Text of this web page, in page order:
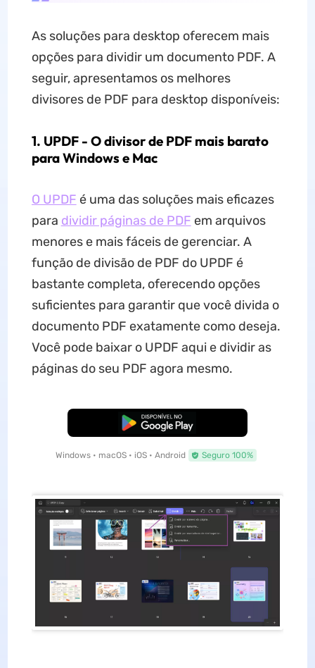
As soluções para desktop oferecem mais
opções para dividir um documento PDF. A
seguir, apresentamos os melhores
divisores de PDF para desktop disponíveis:
1. UPDF - O divisor de PDF mais barato
para Windows e Mac
O UPDF é uma das soluções mais eficazes
para dividir páginas de PDF em arquivos
menores e mais fáceis de gerenciar. A
função de divisão de PDF do UPDF é
bastante completa, oferecendo opções
suficientes para garantir que você divida o
documento PDF exatamente como deseja.
Você pode baixar o UPDF aqui e dividir as
páginas do seu PDF agora mesmo.
Baixar Grátis
Windows • macOS • iOS • Android Seguro 100%